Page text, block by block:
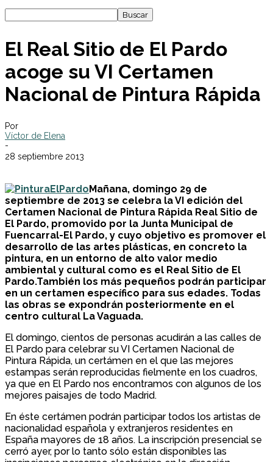
El Real Sitio de El Pardo
acoge su VI Certamen
Nacional de Pintura Rápida
Por
Víctor de Elena
-
28 septiembre 2013
Mañana, domingo 29 de
septiembre de 2013 se celebra la VI edición del
Certamen Nacional de Pintura Rápida Real Sitio de
El Pardo, promovido por la Junta Municipal de
Fuencarral-El Pardo, y cuyo objetivo es promover el
desarrollo de las artes plásticas, en concreto la
pintura, en un entorno de alto valor medio
ambiental y cultural como es el Real Sitio de El
Pardo.También los más pequeños podrán participar
en un certamen específico para sus edades. Todas
las obras se expondrán posteriormente en el
centro cultural La Vaguada.
El domingo, cientos de personas acudirán a las calles de
El Pardo para celebrar su VI Certamen Nacional de
Pintura Rápida, un certámen en el que las mejores
estampas serán reproducidas fielmente en los cuadros,
ya que en El Pardo nos encontramos con algunos de los
mejores paisajes de todo Madrid.
En éste certámen podrán participar todos los artistas de
nacionalidad española y extranjeros residentes en
España mayores de 18 años. La inscripción presencial se
cerró ayer, por lo tanto sólo están disponibles las